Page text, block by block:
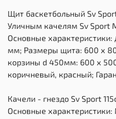
Щит баскетбольный Sv
Уличным качелям Sv Sport
Основные
мм; Размеры щита: 600 х
корзины d 450мм: 600 х
коричневый, красный;
Качели - гнездо Sv Sport
Основные